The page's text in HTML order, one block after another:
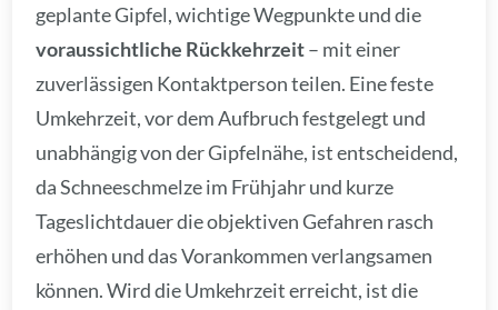
geplante Gipfel, wichtige Wegpunkte und die
voraussichtliche Rückkehrzeit– mit einer
zuverlässigen Kontaktperson teilen. Eine feste
Umkehrzeit, vor dem Aufbruch festgelegt und
unabhängig von der Gipfelnähe, ist entscheidend,
da Schneeschmelze im Frühjahr und kurze
Tageslichtdauer die objektiven Gefahren rasch
erhöhen und das Vorankommen verlangsamen
können. Wird die Umkehrzeit erreicht, ist die